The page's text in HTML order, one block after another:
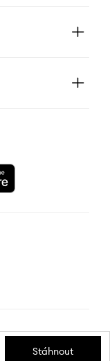
Stáhnout